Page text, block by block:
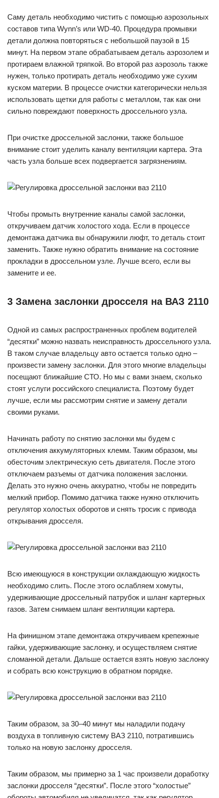
Саму деталь необходимо чистить с помощью аэрозольных
составов типа Wynn’s или WD-40. Процедура промывки
детали должна повторяться с небольшой паузой в 15
минут. На первом этапе обрабатываем деталь аэрозолем и
протираем влажной тряпкой. Во второй раз аэрозоль также
нужен, только протирать деталь необходимо уже сухим
куском материи. В процессе очистки категорически нельзя
использовать щетки для работы с металлом, так как они
сильно повреждают поверхность дроссельного узла.
При очистке дроссельной заслонки, также большое
внимание стоит уделить каналу вентиляции картера. Эта
часть узла больше всех подвергается загрязнениям.
Чтобы промыть внутренние каналы самой заслонки,
откручиваем датчик холостого хода. Если в процессе
демонтажа датчика вы обнаружили люфт, то деталь стоит
заменить. Также нужно обратить внимание на состояние
прокладки в дроссельном узле. Лучше всего, если вы
замените и ее.
3 Замена заслонки дросселя на ВАЗ 2110
Одной из самых распространенных проблем водителей
“десятки” можно назвать неисправность дроссельного узла.
В таком случае владельцу авто остается только одно –
произвести замену заслонки. Для этого многие владельцы
посещают ближайшие СТО. Но мы с вами знаем, сколько
стоят услуги российского специалиста. Поэтому будет
лучше, если мы рассмотрим снятие и замену детали
своими руками.
Начинать работу по снятию заслонки мы будем с
отключения аккумуляторных клемм. Таким образом, мы
обесточим электрическую сеть двигателя. После этого
отключаем разъемы от датчика положения заслонки.
Делать это нужно очень аккуратно, чтобы не повредить
мелкий прибор. Помимо датчика также нужно отключить
регулятор холостых оборотов и снять тросик с привода
открывания дросселя.
Всю имеющуюся в конструкции охлаждающую жидкость
необходимо слить. После этого ослабляем хомуты,
удерживающие дроссельный патрубок и шланг картерных
газов. Затем снимаем шланг вентиляции картера.
На финишном этапе демонтажа откручиваем крепежные
гайки, удерживающие заслонку, и осуществляем снятие
сломанной детали. Дальше остается взять новую заслонку
и собрать всю конструкцию в обратном порядке.
Таким образом, за 30–40 минут мы наладили подачу
воздуха в топливную систему ВАЗ 2110, потратившись
только на новую заслонку дросселя.
Таким образом, мы примерно за 1 час произвели доработку
заслонки дросселя “десятки”. После этого “холостые”